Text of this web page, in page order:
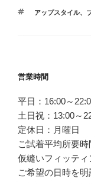
ゴ
タ
アップスタイル、
投
ナ
ビ
ゲ
ー
シ
営業時間
平日：16:00～
土日祝：13:00～
定休日：月曜日
ご試着平均所要時
仮縫いフィッテ
ご希望の日時を